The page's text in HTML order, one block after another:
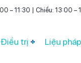
– 11:30 | Chiều: 13:00 –
trị Liệu